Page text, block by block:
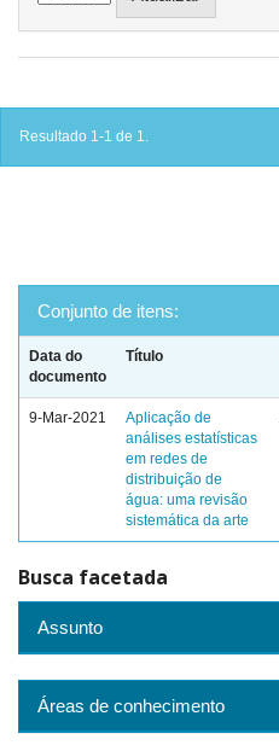
Resultado 1-1 de 1.
Conjunto de itens:
Data do
documento
Título
9-Mar-2021
Aplicação de
análises estatísticas
em redes de
distribuição de
água: uma revisão
sistemática da arte
Busca facetada
Assunto
Áreas de conhecimento